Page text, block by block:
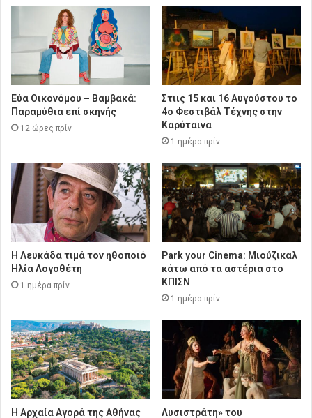
Εύα Οικονόμου – Βαμβακά:
Παραμύθια επί σκηνής
12 ώρες πρίν
Στιις 15 και 16 Αυγούστου το
4ο Φεστιβάλ Τέχνης στην
Καρύταινα
1 ημέρα πρίν
Η Λευκάδα τιμά τον ηθοποιό
Ηλία Λογοθέτη
1 ημέρα πρίν
Park your Cinema: Μιούζικαλ
κάτω από τα αστέρια στο
ΚΠΙΣΝ
1 ημέρα πρίν
Η Αρχαία Αγορά της Αθήνας
Λυσιστράτη» του